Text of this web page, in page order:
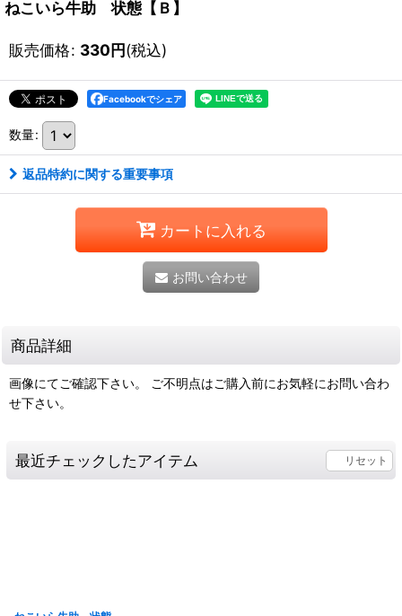
ねこいら牛助 状態【Ｂ】
販売価格: 330円(税込)
Facebookでシェア
数量:
返品特約に関する重要事項
カートに入れる
お問い合わせ
商品詳細
画像にてご確認下さい。 ご不明点はご購入前にお気軽にお問い合わ
せ下さい。
最近チェックしたアイテム リセット